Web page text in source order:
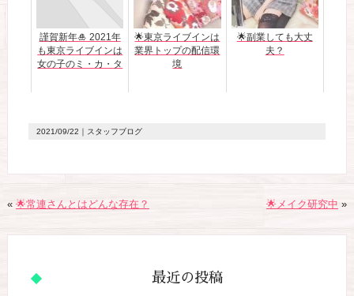
謹賀新年🎍 2021年
も東京ライブインは
女の子のミ・カ・タ
🌟東京ライブインは
業界トップの配信環
境
🌟副業しても大丈
夫？
2021/09/22 ｜スタッフブログ
« 🌟常連さんとはどんな存在？ 🌟メイク研究中 »
最近の投稿